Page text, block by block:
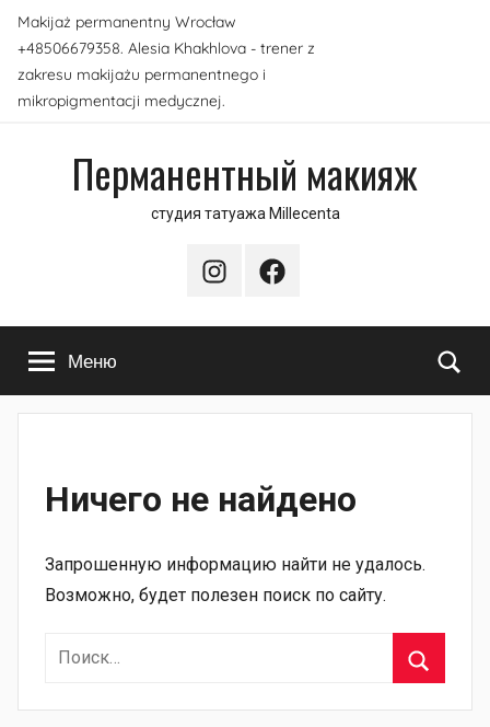
Перейти
содержимому
Makijaż permanentny Wrocław
+48506679358. Alesia Khakhlova - trener z
zakresu makijażu permanentnego i
mikropigmentacji medycznej.
Перманентный макияж
студия татуажа Millecenta
InstagramFacebook
Меню
Ничего не найдено
Запрошенную информацию найти не удалось.
Возможно, будет полезен поиск по сайту.
Найти: